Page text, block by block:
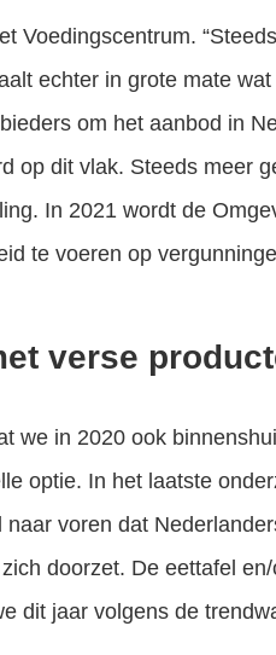
Voedingscentrum.
echter in grote mate
om het aanbod in
op dit vlak. Steeds meer
In 2021 wordt de
te voeren op
verse
we in 2020 ook
optie. In het laatste
naar voren dat
doorzet. De eettafel
dit jaar volgens de